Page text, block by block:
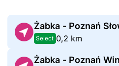
Żabka - Poznań
Select 0,2 km
Żabka - Poznań